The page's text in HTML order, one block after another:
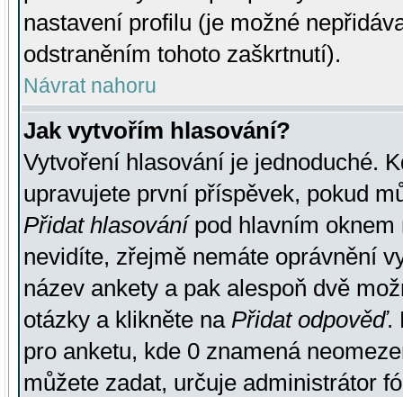
nastavení profilu (je možné
odstraněním tohoto zaškrtnutí).
Návrat nahoru
Jak vytvořím hlasování?
Vytvoření hlasování je jednoduché.
upravujete první příspěvek, pokud
Přidat hlasovánípod hlavním oknem
nevidíte, zřejmě nemáte oprávnění
název ankety a pak alespoň dvě
otázky a klikněte na Přidat odpověď.
pro anketu, kde 0 znamená
můžete zadat, určuje administrátor